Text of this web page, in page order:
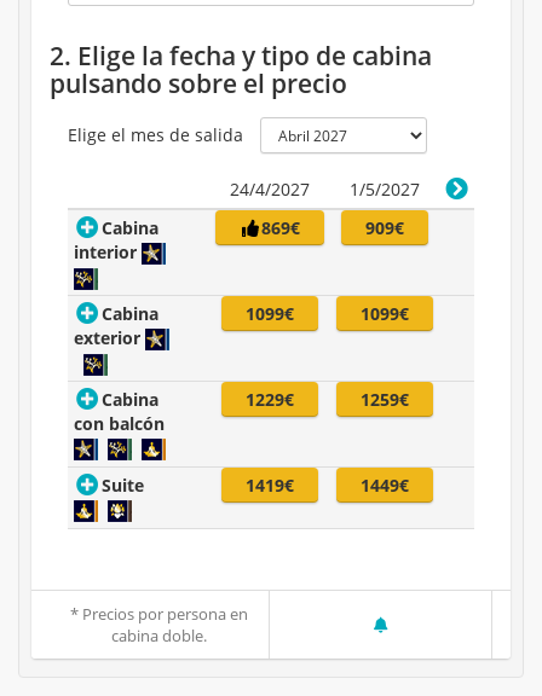
2. Elige la fecha y tipo de cabina
pulsando sobre el precio
Elige el mes de salida
24/4/2027
1/5/2027
Cabina
interior
869€ 909€
Cabina
exterior
1099€ 1099€
Cabina
con balcón
1229€ 1259€
Suite 1419€ 1449€
* Precios por persona en
cabina doble.